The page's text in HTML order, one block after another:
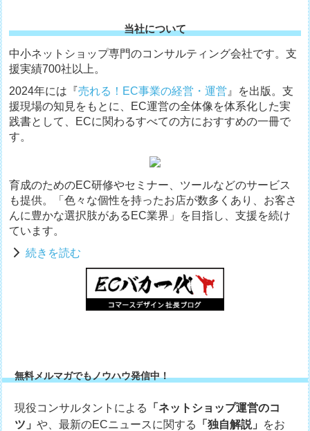
当社について
中小ネットショップ専門のコンサルティング会社です。支
援実績700社以上。
2024年には『売れる！EC事業の経営・運営 』を出版。支
援現場の知見をもとに、EC運営の全体像を体系化した実
践書として、ECに関わるすべての方におすすめの一冊で
す。
育成のためのEC研修やセミナー、ツールなどのサービス
も提供。「色々な個性を持ったお店が数多くあり、お客さ
んに豊かな選択肢があるEC業界」を目指し、支援を続け
ています。
続きを読む
無料メルマガでもノウハウ発信中！
現役コンサルタントによる
「ネットショップ運営のコ
ツ」や、最新のECニュースに関する 「独自解説」 をお